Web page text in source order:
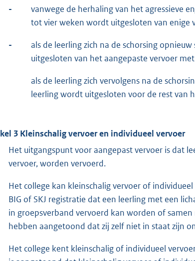
-
vanwege de herhaling van het agressieve
tot vier weken wordt uitgesloten van enige
-
als de leerling zich na de schorsing
uitgesloten van het aangepaste vervoer
als de leerling zich vervolgens na de
leerling wordt uitgesloten voor de rest van
3 Kleinschalig vervoer en individueel vervoer
Het uitgangspunt voor aangepast vervoer is dat
vervoer, worden vervoerd.
Het college kan kleinschalig vervoer of
BIG of SKJ registratie dat een leerling met een
in groepsverband vervoerd kan worden of
hebben aangetoond dat zij zelf niet in staat zijn
Het college kent kleinschalig of individueel